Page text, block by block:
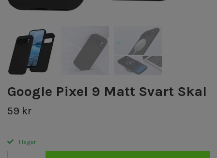
Google Pixel 9 Matt Svart Skal
59 kr
I lager